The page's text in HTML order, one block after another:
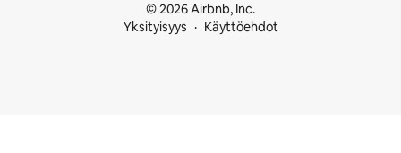
© 2026 Airbnb, Inc.
Yksityisyys
Käyttöehdot